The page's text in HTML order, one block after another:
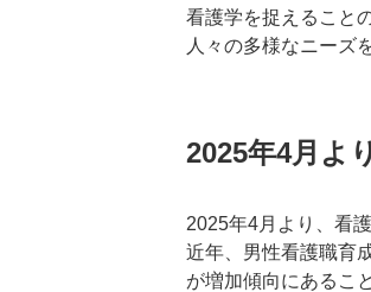
看護学を捉えること
人々の多様なニーズ
2025年4月よ
2025年4月より、看
近年、男性看護職育
が増加傾向にあるこ